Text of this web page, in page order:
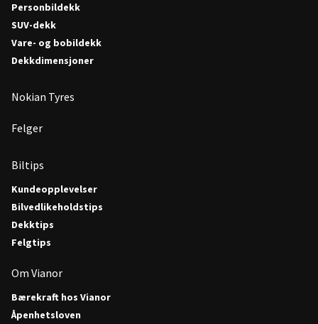
Personbildekk
SUV-dekk
Vare- og bobildekk
Dekkdimensjoner
Nokian Tyres
Felger
Biltips
Kundeopplevelser
Bilvedlikeholdstips
Dekktips
Felgtips
Om Vianor
Bærekraft hos Vianor
Åpenhetsloven